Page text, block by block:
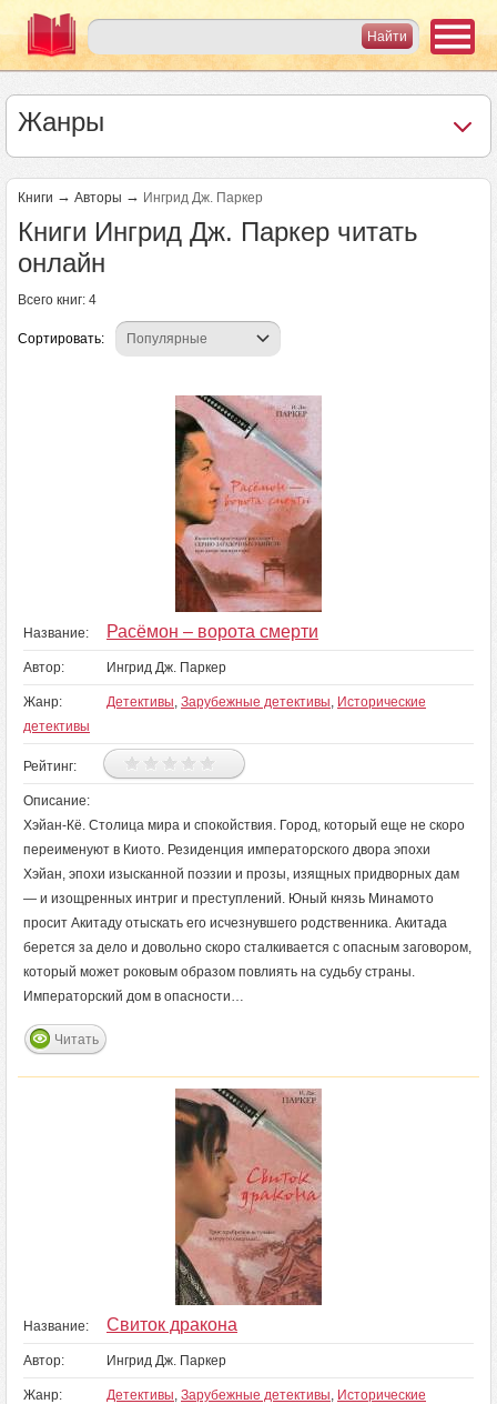
Жанры
Книги → Авторы → Ингрид Дж. Паркер
Книги Ингрид Дж. Паркер читать
онлайн
Всего книг: 4
Сортировать:
Название: Расёмон – ворота смерти
Автор: Ингрид Дж. Паркер
Жанр: Детективы, Зарубежные детективы, Исторические
детективы
Рейтинг:
Описание:
Хэйан-Кё. Столица мира и спокойствия. Город, который еще не скоро
переименуют в Киото. Резиденция императорского двора эпохи
Хэйан, эпохи изысканной поэзии и прозы, изящных придворных дам
— и изощренных интриг и преступлений. Юный князь Минамото
просит Акитаду отыскать его исчезнувшего родственника. Акитада
берется за дело и довольно скоро сталкивается с опасным заговором,
который может роковым образом повлиять на судьбу страны.
Императорский дом в опасности…
Читать
Название: Свиток дракона
Автор: Ингрид Дж. Паркер
Жанр: Детективы, Зарубежные детективы, Исторические